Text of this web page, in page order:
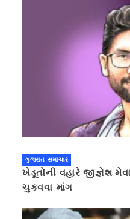
ગુજરાત સમાચાર
ખેડૂતોની વહારે જીજ્ઞેશ
ચુકવવા માંગ